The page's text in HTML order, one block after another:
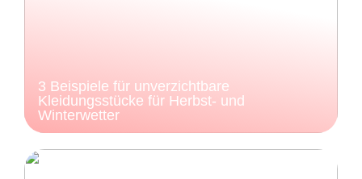
3 Beispiele für unverzichtbare
Kleidungsstücke für Herbst- und
Winterwetter